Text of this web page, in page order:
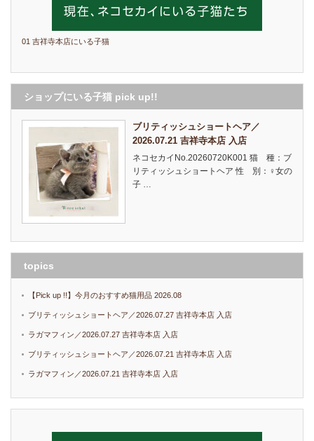
01 吉祥寺本店にいる子猫
ショップにいる子猫 pick up!!
ブリティッシュショートヘア／
2026.07.21 吉祥寺本店 入店
ネコセカイNo.20260720K001 猫 種：ブ
リティッシュショートヘア 性 別：♀女の
子 …
topics
【Pick up !!】今月のおすすめ猫用品 2026.08
ブリティッシュショートヘア／2026.07.27 吉祥寺本店 入店
ラガマフィン／2026.07.27 吉祥寺本店 入店
ブリティッシュショートヘア／2026.07.21 吉祥寺本店 入店
ラガマフィン／2026.07.21 吉祥寺本店 入店